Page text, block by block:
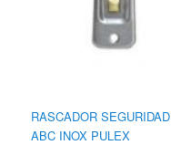
RASCADOR SEGURIDAD
ABC INOX PULEX